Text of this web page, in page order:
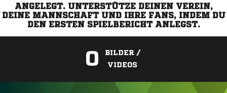
ANGELEGT. UNTERSTÜTZE DEINEN VEREIN,
DEINE MANNSCHAFT UND IHRE FANS, INDEM DU
DEN ERSTEN SPIELBERICHT ANLEGST.
0
BILDER /
VIDEOS